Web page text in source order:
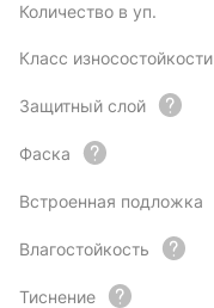
Количество в уп.
Класс износостойкости
Защитный слой
Фаска
Встроенная подложка
Влагостойкость
Тиснение